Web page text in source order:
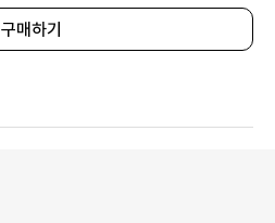
구매하기